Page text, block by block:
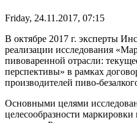
Friday, 24.11.2017, 07:15
В октябре 2017 г. эксперты
реализации исследования
пивоваренной отрасли:
перспективы» в рамках
производителей пиво-
Основными целями
целесообразности